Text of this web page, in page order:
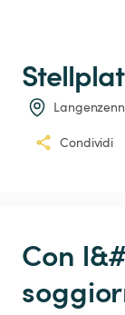
Langenzenn
Condividi
Con